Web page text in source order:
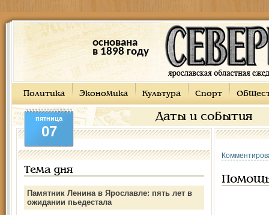
основана
в 1898 году
Политика Экономика Культура Спорт
Даты и события
пятница
07
Тема дня
Памятник Ленина в Ярославле: пять лет в
ожидании пьедестала
Помощь